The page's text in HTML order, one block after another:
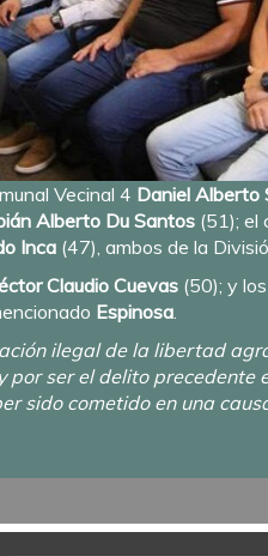
Vecinal 4 Daniel Alberto
Alberto Du Santos (51); el
Inca (47), ambos de la
Claudio Cuevas (50); y
Espinosa
ilegal de la libertad
ser el delito
sido cometido en una